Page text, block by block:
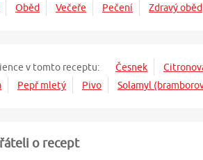
Oběd Večeře Pečení Zdravý oběd
v tomto receptu: Česnek
Pepř mletý Pivo Solamyl
o recept